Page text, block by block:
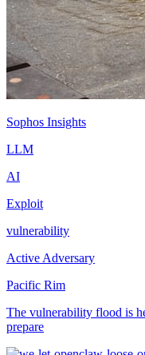
Sophos Insights
LLM
AI
Exploit
vulnerability
Active Adversary
Pacific Rim
The vulnerability flood is
prepare